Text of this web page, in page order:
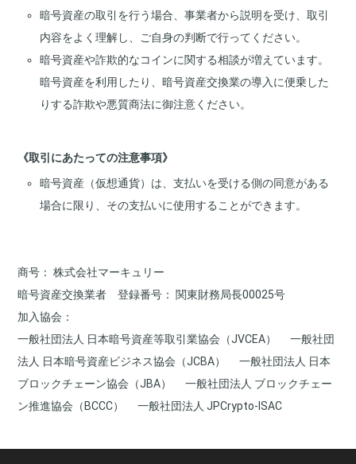
暗号資産の取引を行う場合、事業者から説明を受け、取引
内容をよく理解し、ご自身の判断で行ってください。
暗号資産や詐欺的なコインに関する相談が増えています。
暗号資産を利用したり、暗号資産交換業の導入に便乗した
りする詐欺や悪質商法に御注意ください。
《取引にあたっての注意事項》
暗号資産（仮想通貨）は、支払いを受ける側の同意がある
場合に限り、その支払いに使用することができます。
商号
株式会社マーキュリー
暗号資産交換業者 登録番号
関東財務局長00025号
加入協会
一般社団法人 日本暗号資産等取引業協会（JVCEA）
一般社団
法人 日本暗号資産ビジネス協会（JCBA）
一般社団法人 日本
ブロックチェーン協会（JBA）
一般社団法人 ブロックチェー
ン推進協会（BCCC）
一般社団法人 JPCrypto-ISAC